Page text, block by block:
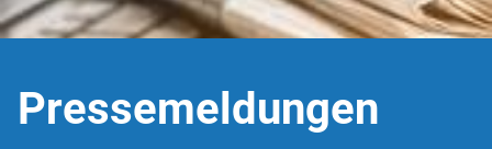
Pressemeldungen